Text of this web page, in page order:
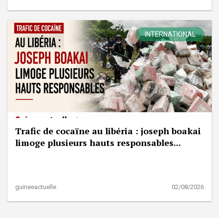
INTERNATIONAL
Trafic de cocaïne au libéria : joseph boakai
limoge plusieurs hauts responsables...
guineeactuelle 02/08/2026